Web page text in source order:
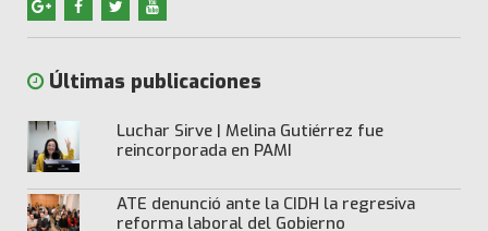
Últimas publicaciones
Luchar Sirve | Melina Gutiérrez fue
reincorporada en PAMI
ATE denunció ante la CIDH la regresiva
reforma laboral del Gobierno